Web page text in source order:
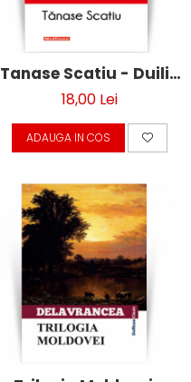
Tanase Scatiu - Duiliu
Zamfirescu
18,00 Lei
ADAUGA IN COS